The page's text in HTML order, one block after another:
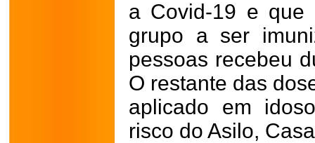
a Covid-19 e que
grupo a ser
pessoas recebeu
O restante das
aplicado em
risco do Asilo,